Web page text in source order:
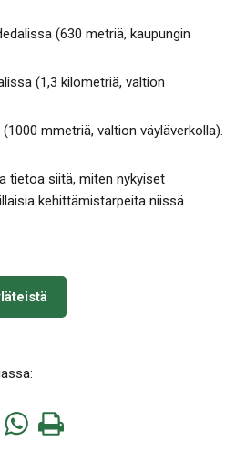
(630 metriä, kaupungin
(1,3 kilometriä, valtion
mmetriä, valtion väyläverkolla).
tietoa siitä, miten nykyiset
kehittämistarpeita niissä
Jaa Tulosta